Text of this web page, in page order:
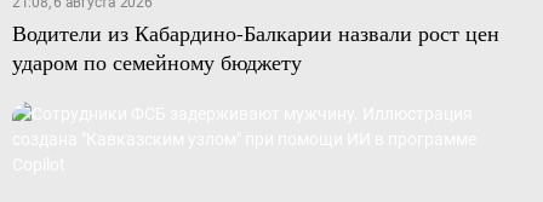
Водители из Кабардино-Балкарии назвали рост цен
ударом по семейному бюджету